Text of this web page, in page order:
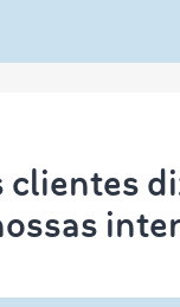
clientes